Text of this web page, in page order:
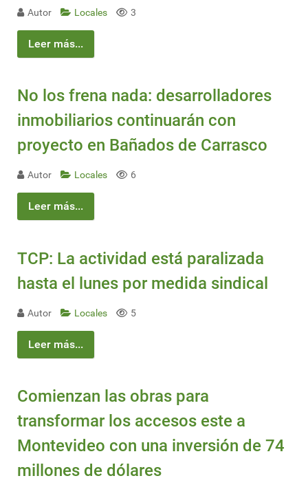
Autor Locales 3
Leer más...
No los frena nada: desarrolladores
inmobiliarios continuarán con
proyecto en Bañados de Carrasco
Autor Locales 6
Leer más...
TCP: La actividad está paralizada
hasta el lunes por medida sindical
Autor Locales 5
Leer más...
Comienzan las obras para
transformar los accesos este a
Montevideo con una inversión de 74
millones de dólares